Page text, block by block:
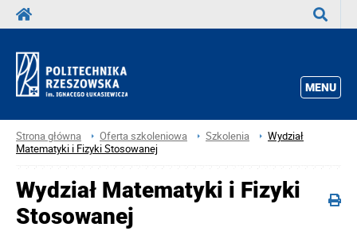
MENU
Strona główna Oferta szkoleniowa Szkolenia
Wydział
Matematyki i Fizyki Stosowanej
Wydział Matematyki i Fizyki
Stosowanej